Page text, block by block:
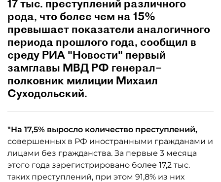
17 тыс. преступлений различного
рода, что более чем на 15%
превышает показатели аналогичного
периода прошлого года, сообщил в
среду РИА "Новости" первый
замглавы МВД РФ генерал–
полковник милиции Михаил
Суходольский.
"На 17,5% выросло количество преступлений,
совершенных в РФ иностранными гражданами и
лицами без гражданства. За первые 3 месяца
этого года зарегистрировано более 17,2 тыс.
таких преступлений, при этом 91,8% из них